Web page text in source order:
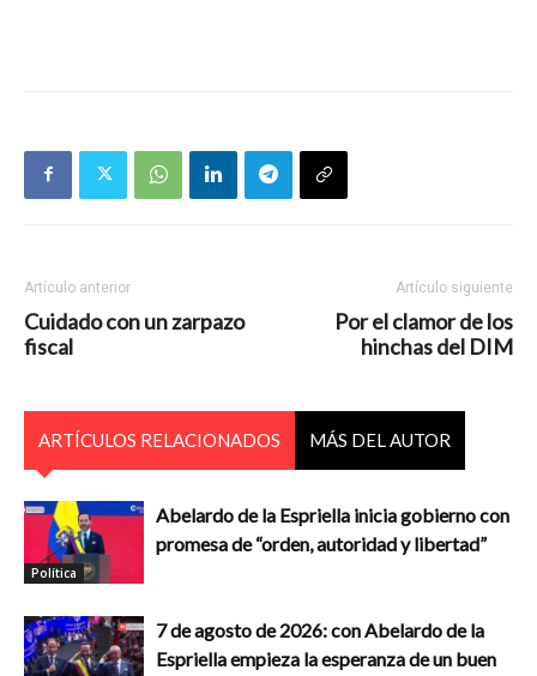
Artículo anterior
Cuidado con un zarpazo
fiscal
Artículo siguiente
Por el clamor de los
hinchas del DIM
ARTÍCULOS RELACIONADOS MÁS DEL AUTOR
Política
Abelardo de la Espriella inicia gobierno con
promesa de “orden, autoridad y libertad”
7 de agosto de 2026: con Abelardo de la
Espriella empieza la esperanza de un buen